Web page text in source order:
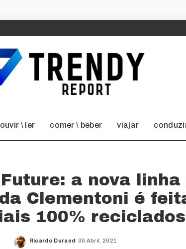
\ ler comer \ beber viajar
a nova linha
Clementoni é
100% reciclados
Posted
Ricardo Durand 30 Abril, 2021